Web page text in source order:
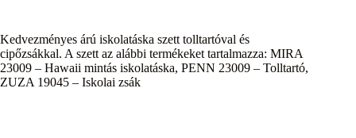
Kedvezményes árú iskolatáska szett tolltartóval és
cipőzsákkal. A szett az alábbi termékeket tartalmazza: MIRA
23009 – Hawaii mintás iskolatáska, PENN 23009 – Tolltartó,
ZUZA 19045 – Iskolai zsák